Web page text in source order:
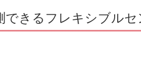
できるフレキシブル